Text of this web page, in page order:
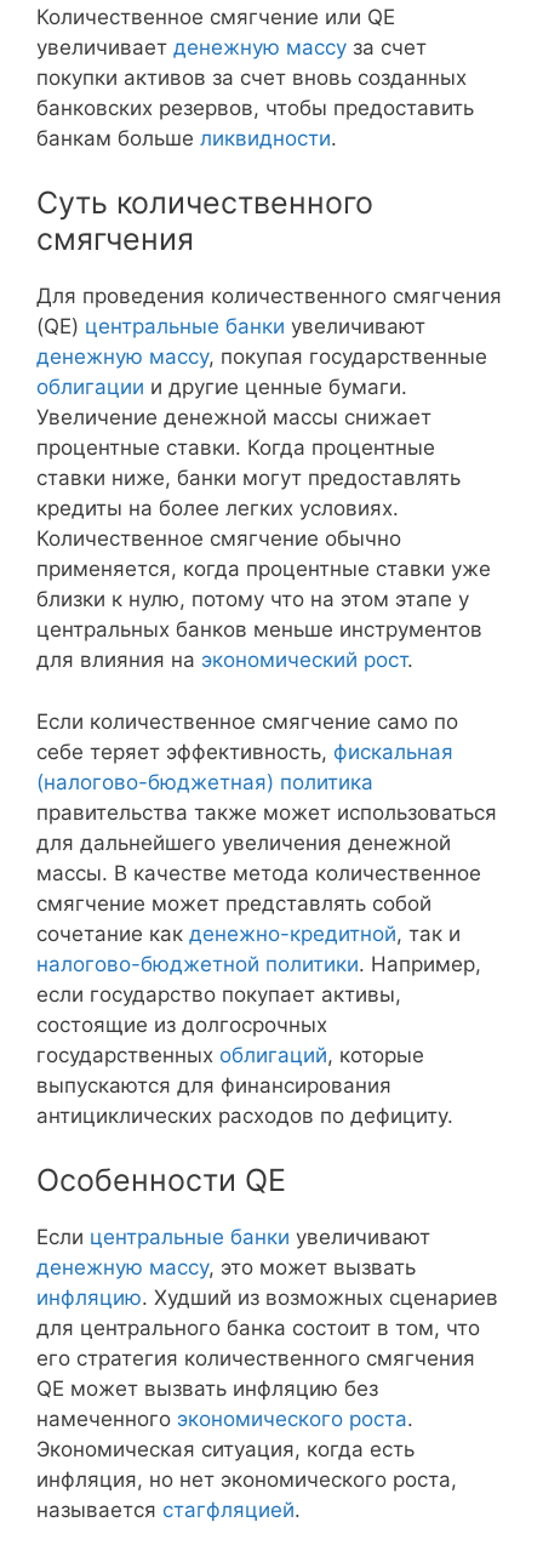
Количественное смягчение или QE
увеличивает денежную массу за счет
покупки активов за счет вновь созданных
банковских резервов, чтобы предоставить
банкам больше ликвидности.
Суть количественного
смягчения
Для проведения количественного смягчения
(QE) центральные банки увеличивают
денежную массу, покупая государственные
облигации и другие ценные бумаги.
Увеличение денежной массы снижает
процентные ставки. Когда процентные
ставки ниже, банки могут предоставлять
кредиты на более легких условиях.
Количественное смягчение обычно
применяется, когда процентные ставки уже
близки к нулю, потому что на этом этапе у
центральных банков меньше инструментов
для влияния на экономический рост.
Если количественное смягчение само по
себе теряет эффективность, фискальная
(налогово-бюджетная) политика
правительства также может использоваться
для дальнейшего увеличения денежной
массы. В качестве метода количественное
смягчение может представлять собой
сочетание как денежно-кредитной, так и
налогово-бюджетной политики. Например,
если государство покупает активы,
состоящие из долгосрочных
государственных облигаций, которые
выпускаются для финансирования
антициклических расходов по дефициту.
Особенности QE
Если центральные банки увеличивают
денежную массу, это может вызвать
инфляцию. Худший из возможных сценариев
для центрального банка состоит в том, что
его стратегия количественного смягчения
QE может вызвать инфляцию без
намеченного экономического роста.
Экономическая ситуация, когда есть
инфляция, но нет экономического роста,
называется стагфляцией.